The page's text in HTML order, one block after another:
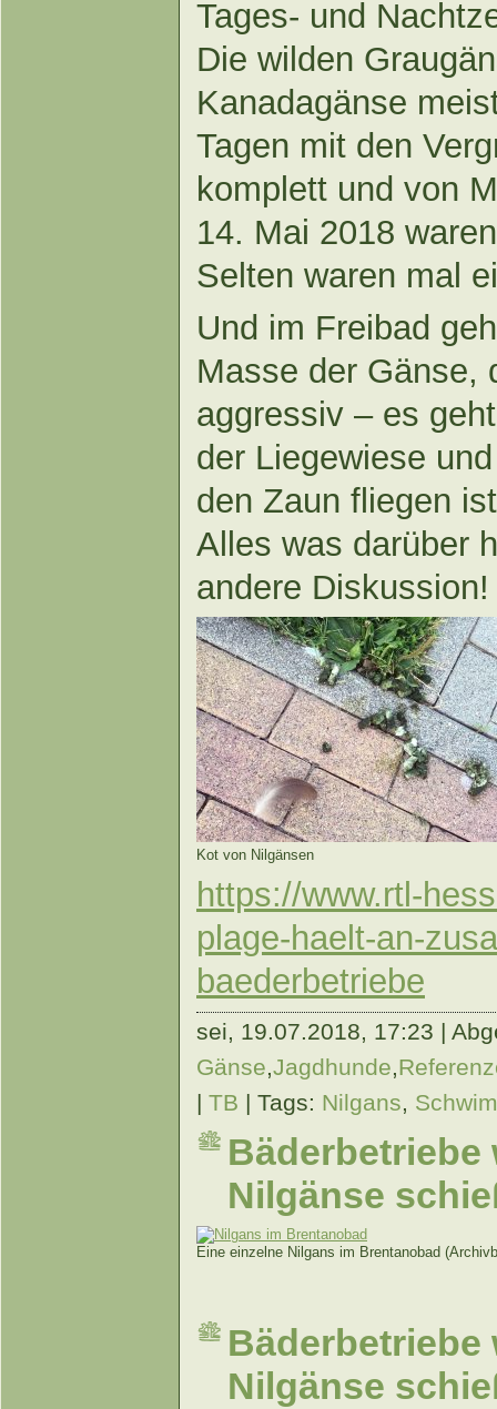
Tages- und
Die wilden
Kanadagänse
Tagen mit den
komplett und von
14. Mai 2018
Selten waren mal
Und im Freibad
Masse der Gänse,
aggressiv – es
der Liegewiese
den Zaun fliegen
Alles was darüber
andere Diskussion!
Kot von Nilgänsen
https://www.rtl-
plage-haelt-an-
baederbetriebe
sei, 19.07.2018, 17:23 |
Gänse,Jagdhunde,
| TB | Tags: Nilgans,
Bäderbetriebe
Nilgänse
Eine einzelne Nilgans im Brentanobad
Bäderbetriebe
Nilgänse